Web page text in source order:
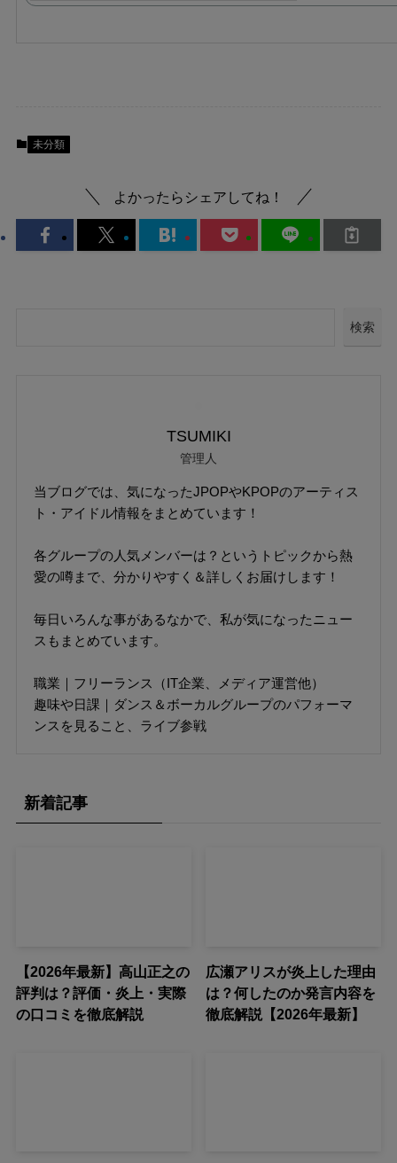
未分類
よかったらシェアしてね！
検索
TSUMIKI
管理人
当ブログでは、気になったJPOPやKPOPのアーティス
ト・アイドル情報をまとめています！
各グループの人気メンバーは？というトピックから熱
愛の噂まで、分かりやすく＆詳しくお届けします！
毎日いろんな事があるなかで、私が気になったニュー
スもまとめています。
職業｜フリーランス（IT企業、メディア運営他）
趣味や日課｜ダンス＆ボーカルグループのパフォーマ
ンスを見ること、ライブ参戦
新着記事
【2026年最新】高山正之の
評判は？評価・炎上・実際
の口コミを徹底解説
広瀬アリスが炎上した理由
は？何したのか発言内容を
徹底解説【2026年最新】